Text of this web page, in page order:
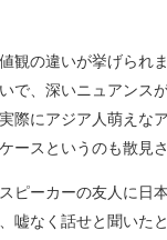
観の違いが挙げられ
で、深いニュアンス
際にアジア人萌えな
ースというのも散見
ピーカーの友人に日
嘘なく話せと聞いた